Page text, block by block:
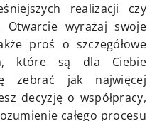
realizacji czy
wyrażaj swoje
proś o szczegółowe
które są dla Ciebie
zebrać jak najwięcej
decyzję o współpracy,
całego procesu